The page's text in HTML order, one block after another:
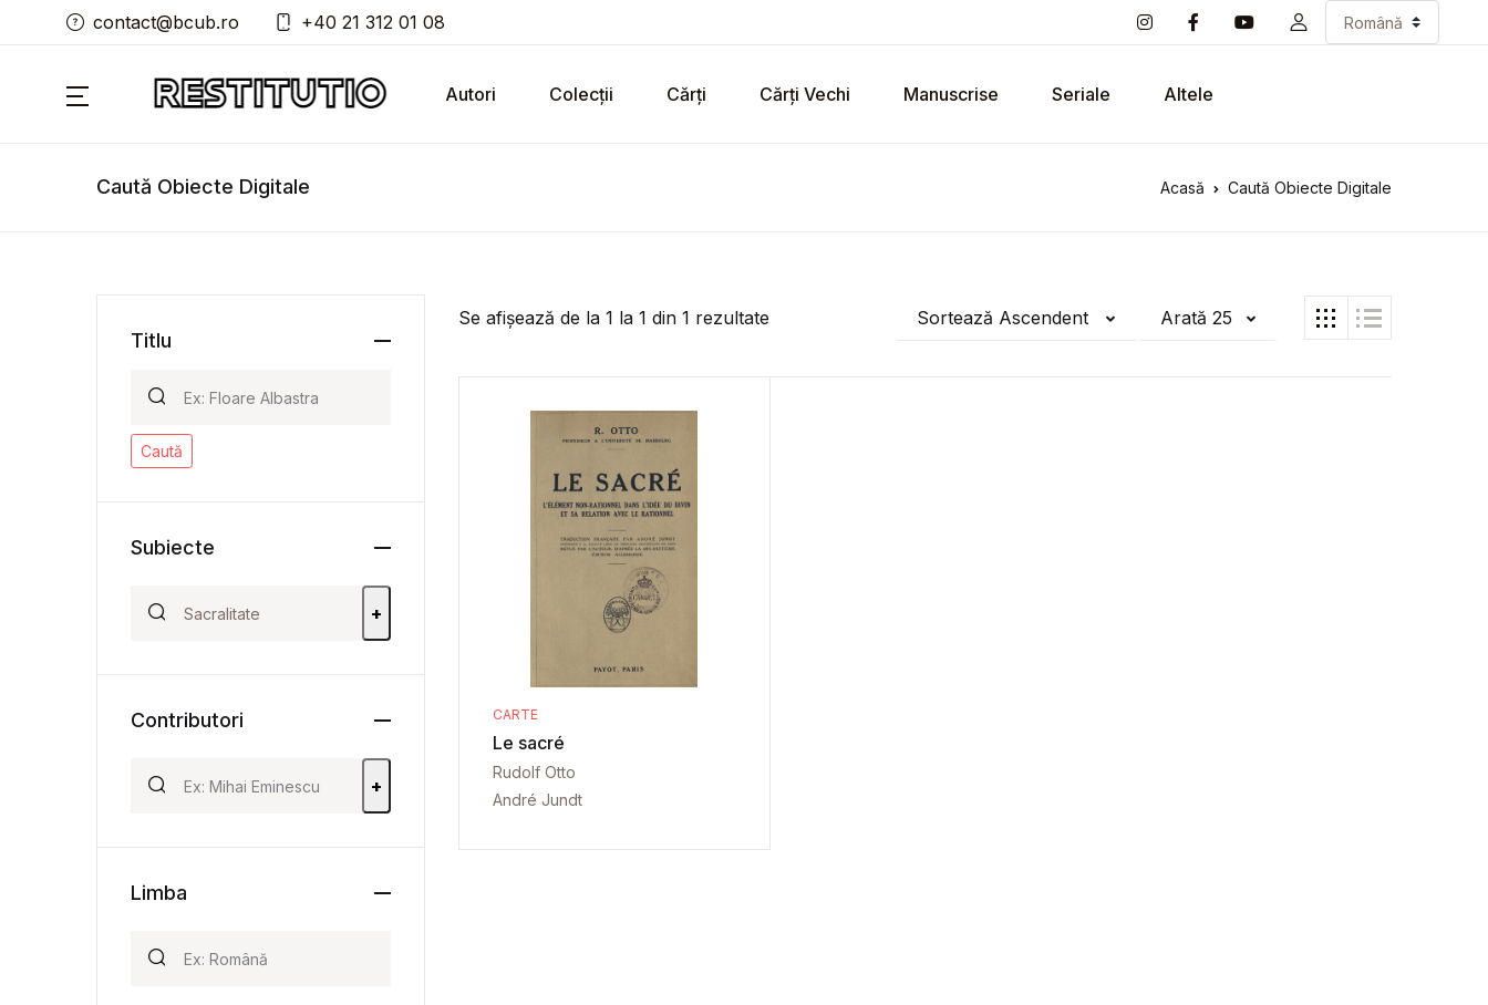
contact@bcub.ro +40 21 312 01 08
Autori Colecții Cărți Cărți Vechi Manuscrise Seriale Altele
Caută Obiecte Digitale Acasă Caută Obiecte Digitale
Se afișează de la 1 la 1 din 1 rezultate Sortează Ascendent Arată 25
CARTE
Le sacré
Rudolf Otto
André Jundt
Titlu
Caută
Subiecte
+
Contributori
+
Limba